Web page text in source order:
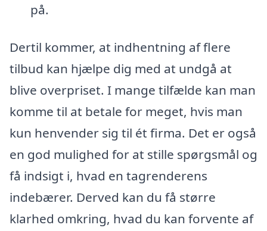
på.
Dertil kommer, at indhentning af flere
tilbud kan hjælpe dig med at undgå at
blive overpriset. I mange tilfælde kan man
komme til at betale for meget, hvis man
kun henvender sig til ét firma. Det er også
en god mulighed for at stille spørgsmål og
få indsigt i, hvad en tagrenderens
indebærer. Derved kan du få større
klarhed omkring, hvad du kan forvente af